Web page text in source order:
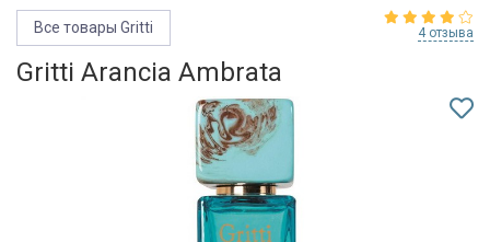
Все товары Gritti 4 отзыва
Gritti Arancia Ambrata